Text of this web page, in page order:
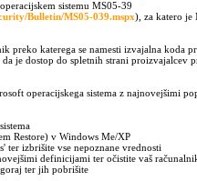
sistemu MS05-39
Bulletin/MS05-039.mspx), za katero je
preko katerega se namesti izvajalna koda
je dostop do spletnih strani proizvajalcev
operacijskega sistema z najnovejšimi
Restore) v Windows Me/XP
ter izbrišite vse nepoznane vrednosti
definicijami ter očistite vaš
ter jih pobrišite